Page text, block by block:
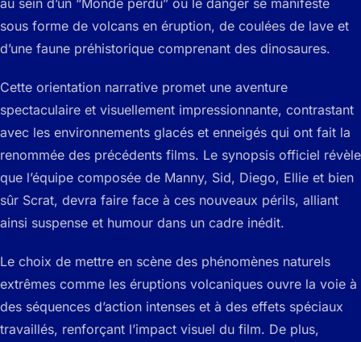
au sein d’un “Monde perdu” où le danger se manifeste
sous forme de volcans en éruption, de coulées de lave et
d’une faune préhistorique comprenant des dinosaures.
Cette orientation narrative promet une aventure
spectaculaire et visuellement impressionnante, contrastant
avec les environnements glacés et enneigés qui ont fait la
renommée des précédents films. Le synopsis officiel révèle
que l’équipe composée de Manny, Sid, Diego, Ellie et bien
sûr Scrat, devra faire face à ces nouveaux périls, alliant
ainsi suspense et humour dans un cadre inédit.
Le choix de mettre en scène des phénomènes naturels
extrêmes comme les éruptions volcaniques ouvre la voie à
des séquences d’action intenses et à des effets spéciaux
travaillés, renforçant l’impact visuel du film. De plus,